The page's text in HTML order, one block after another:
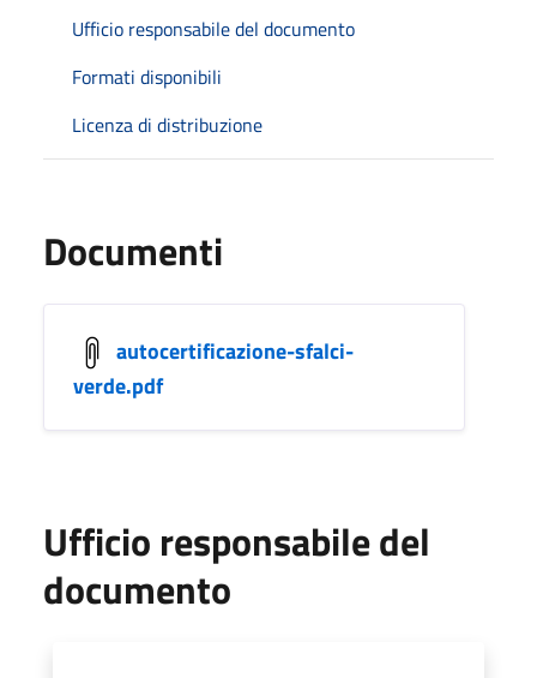
Ufficio responsabile del documento
Formati disponibili
Licenza di distribuzione
Documenti
autocertificazione-sfalci-
verde.pdf
Ufficio responsabile del
documento